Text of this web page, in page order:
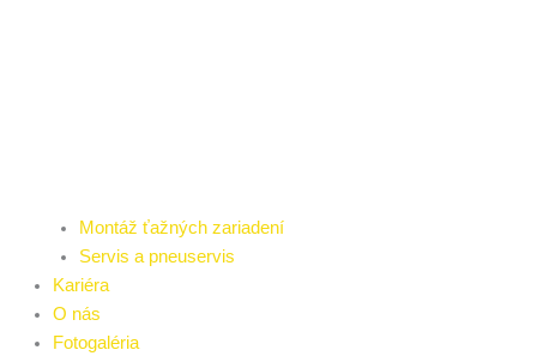
Montáž ťažných zariadení
Servis a pneuservis
Kariéra
O nás
Fotogaléria